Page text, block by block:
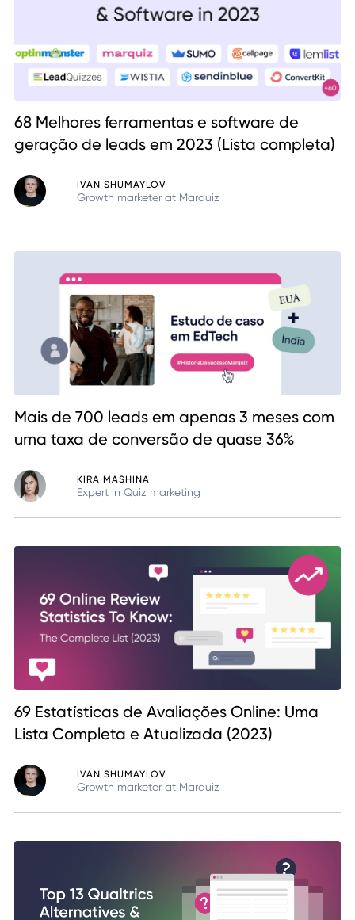
68 Melhores ferramentas e software de
geração de leads em 2023 (Lista completa)
IVAN SHUMAYLOV
Growth marketer at Marquiz
Mais de 700 leads em apenas 3 meses com
uma taxa de conversão de quase 36%
KIRA MASHINA
Expert in Quiz marketing
69 Estatísticas de Avaliações Online: Uma
Lista Completa e Atualizada (2023)
IVAN SHUMAYLOV
Growth marketer at Marquiz